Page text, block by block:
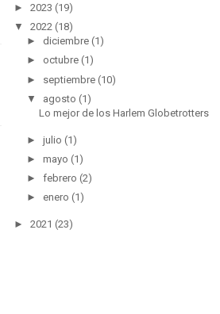
► 2023 (19)
▼
2022 (18)
► diciembre (1)
► octubre (1)
► septiembre (10)
▼
agosto (1)
Lo mejor de los Harlem Globetrotters
► julio (1)
► mayo (1)
► febrero (2)
► enero (1)
► 2021 (23)